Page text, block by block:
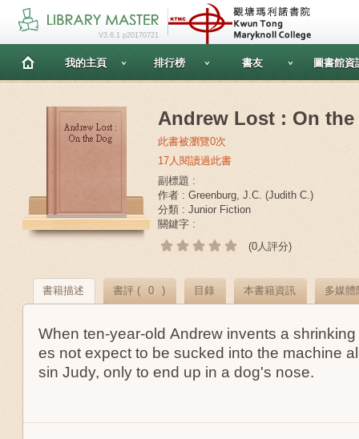
V3.6.1 p20170721
我的主頁 排行榜 書友 圖書館資
Andrew Lost : On the
此書被瀏覽0次
17人閱讀過此書
副標題 :
作者 : Greenburg, J.C. (Judith C.)
分類 : Junior Fiction
關鍵字 :
(0人評分)
書籍描述 書評 ( 0 ) 目錄 本書籍資訊 多媒體
When ten-year-old Andrew invents a
es not expect to be sucked into the machine
sin Judy, only to end up in a dog's nose.